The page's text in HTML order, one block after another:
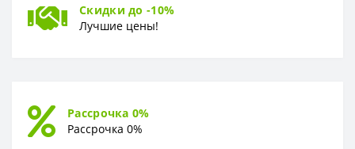
Скидки до -10%
Лучшие цены!
Рассрочка 0%
Рассрочка 0%